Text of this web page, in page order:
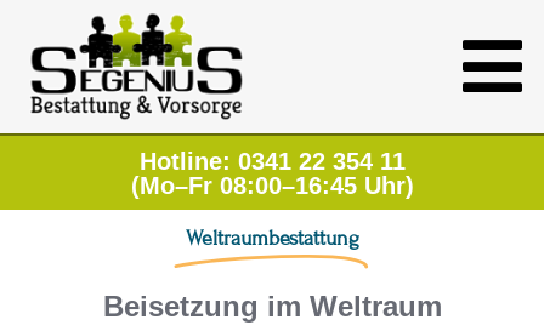
Hotline: 0341 22 354 11
(Mo–Fr 08:00–16:45 Uhr)
Weltraumbestattung
Beisetzung im Weltraum